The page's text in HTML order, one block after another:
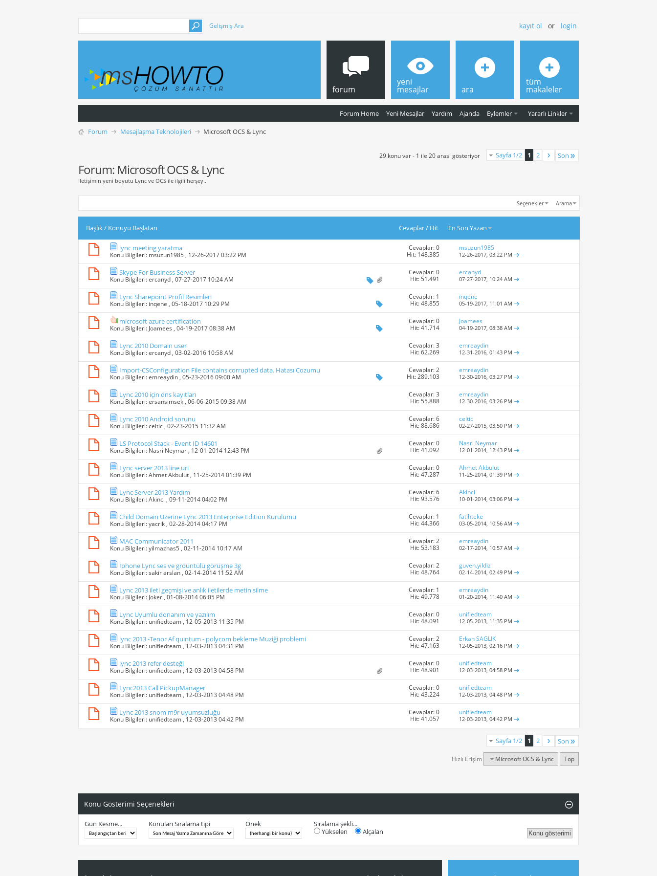
Gelişmiş Ara kayıt ol or login
forum
Forum Home Yeni Mesajlar Yardım Ajanda Eylemler Yararlı Linkler
yeni
mesajlar ara
tüm
makaleler
Forum Mesajlaşma Teknolojileri Microsoft OCS & Lync
Sayfa 1/2 1 2 Son
29 konu var - 1 ile 20 arası gösteriyor
Forum: Microsoft OCS & Lync
İletişimin yeni boyutu Lync ve OCS ile ilgili herşey..
Seçenekler Arama
Başlık/ Konuyu Başlatan Cevaplar/ Hit En Son Yazan
lync meeting yaratma
Konu Bilgileri: msuzun1985 , 12-26-2017 03:22 PM
Cevaplar: 0
Hit: 148.385
msuzun1985
12-26-2017,03:22 PM
Skype For Business Server
Konu Bilgileri:ercanyd , 07-27-2017 10:24 AM
Cevaplar: 0
Hit: 51.491
ercanyd
07-27-2017, 10:24 AM
Lync Sharepoint Profil Resimleri
Konu Bilgileri: inqene , 05-18-2017 10:29 PM
Cevaplar: 1
Hit: 48.855
inqene
05-19-2017, 11:01 AM
microsoft azure certification
Konu Bilgileri: Joamees , 04-19-2017 08:38 AM
Cevaplar: 0
Hit: 41.714
Joamees
04-19-2017,08:38 AM
Lync 2010 Domain user
Konu Bilgileri:ercanyd , 03-02-2016 10:58 AM
Cevaplar: 3
Hit: 62.269
emreaydin
12-31-2016,01:43 PM
Import-CSConfiguration File contains corrupted data. Hatası Cozumu
Konu Bilgileri:emreaydin , 05-23-2016 09:00 AM
Cevaplar: 2
Hit: 289.103
emreaydin
12-30-2016,03:27 PM
Lync 2010 için dns kayıtları
Konu Bilgileri:ersansimsek , 06-06-2015 09:38 AM
Cevaplar: 3
Hit: 55.888
emreaydin
12-30-2016,03:26 PM
Lync 2010 Android sorunu
Konu Bilgileri:celtic , 02-23-2015 11:32 AM
Cevaplar: 6
Hit: 88.686
celtic
02-27-2015,03:50 PM
LS Protocol Stack - Event ID 14601
Konu Bilgileri: Nasri Neymar , 12-01-2014 12:43 PM
Cevaplar: 0
Hit: 41.092
Nasri Neymar
12-01-2014, 12:43 PM
Lync server 2013 line uri
Konu Bilgileri:Ahmet Akbulut , 11-25-2014 01:39 PM
Cevaplar: 0
Hit: 47.287
Ahmet Akbulut
11-25-2014,01:39 PM
Lync Server 2013 Yardım
Konu Bilgileri:Akinci , 09-11-2014 04:02 PM
Cevaplar: 6
Hit: 93.576
Akinci
10-01-2014,03:06 PM
Child Domain Üzerine Lync 2013 Enterprise Edition Kurulumu
Konu Bilgileri:yacrik , 02-28-2014 04:17 PM
Cevaplar: 1
Hit: 44.366
fatihteke
03-05-2014, 10:56 AM
MAC Communicator 2011
Konu Bilgileri:yilmazhas5 , 02-11-2014 10:17 AM
Cevaplar: 2
Hit: 53.183
emreaydin
02-17-2014, 10:57 AM
İphone Lync ses ve gröüntülü görüşme 3g
Konu Bilgileri:sakir arslan , 02-14-2014 11:52 AM
Cevaplar: 2
Hit: 48.764
guven.yildiz
02-14-2014,02:49 PM
Lync 2013 ileti geçmişi ve anlık iletilerde metin silme
Konu Bilgileri: Joker , 01-08-2014 06:05 PM
Cevaplar: 1
Hit: 49.778
emreaydin
01-20-2014, 11:40 AM
Lync Uyumlu donanım ve yazılım
Konu Bilgileri: unifiedteam , 12-05-2013 11:35 PM
Cevaplar: 0
Hit: 48.091
unifiedteam
12-05-2013, 11:35 PM
lync 2013 -Tenor Af quıntum - polycom bekleme Muziği problemi
Konu Bilgileri: unifiedteam , 12-03-2013 04:31 PM
Cevaplar: 2
Hit: 47.163
Erkan SAGLIK
12-05-2013,02:16 PM
lync 2013 refer desteği
Konu Bilgileri: unifiedteam , 12-03-2013 04:58 PM
Cevaplar: 0
Hit: 48.901
unifiedteam
12-03-2013,04:58 PM
Lync2013 Call PickupManager
Konu Bilgileri: unifiedteam , 12-03-2013 04:48 PM
Cevaplar: 0
Hit: 43.224
unifiedteam
12-03-2013,04:48 PM
Lync 2013 snom m9r uyumsuzluğu
Konu Bilgileri: unifiedteam , 12-03-2013 04:42 PM
Cevaplar: 0
Hit: 41.057
unifiedteam
12-03-2013,04:42 PM
Sayfa 1/2 1 2 Son
Hızlı Erişim Microsoft OCS & Lync Top
Konu Gösterimi Seçenekleri
Gün Kesme... Konuları Sıralama tipi Önek
Sıralama şekli...
Yükselen
Alçalan